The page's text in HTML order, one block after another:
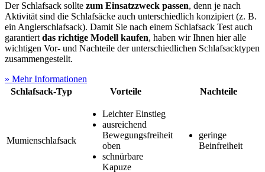
Der Schlafsack sollte zum Einsatzzweck passen, denn je nach
Aktivität sind die Schlafsäcke auch unterschiedlich konzipiert (z. B.
ein Anglerschlafsack). Damit Sie nach einem Schlafsack Test auch
garantiert das richtige Modell kaufen, haben wir Ihnen hier alle
wichtigen Vor- und Nachteile der unterschiedlichen Schlafsacktypen
zusammengestellt.
» Mehr Informationen
Schlafsack-Typ
Vorteile Nachteile
Mumienschlafsack
Leichter Einstieg
ausreichend
Bewegungsfreiheit
oben
schnürbare
Kapuze
geringe
Beinfreiheit